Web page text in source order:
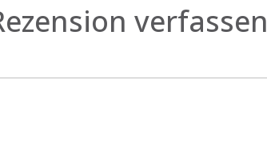
verfassen